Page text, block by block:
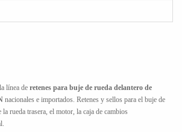
línea de retenes para buje de rueda delantero de
nacionales e importados. Retenes y sellos para el buje de
la rueda trasera, el motor, la caja de cambios